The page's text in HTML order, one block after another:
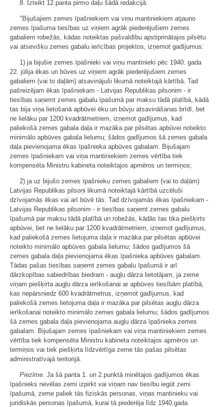
8. Izteikt 12.panta pirmo daļu šādā redakcijā:
"Bijušajiem zemes īpašniekiem vai viņu mantiniekiem atjauno
zemes īpašuma tiesības uz viņiem agrāk piederējušiem zemes
gabaliem robežās, kādas noteiktas pašvaldību apstiprinātajos pilsētu
vai atsevišķu zemes gabalu ierīcības projektos, izņemot gadījumus:
1) ja bijušie zemes īpašnieki vai viņu mantinieki pēc 1940. gada
22. jūlija ēkas un būves uz viņiem agrāk piederējušiem zemes
gabaliem (vai to daļām) atsavinājuši likumā noteiktajā kārtībā. Tad
pašreizējam ēkas īpašniekam - Latvijas Republikas pilsonim - ir
tiesības saņemt zemes gabalu īpašumā par maksu tādā platībā, kādā
tas bija viņa lietošanā apbūvei ēku un būvju atsavināšanas brīdī, bet
ne lielāku par 1200 kvadrātmetriem, izņemot gadījumus, kad
paliekošā zemes gabala daļa ir mazāka par pilsētas apbūvei noteikto
minimālo apbūves gabala lielumu; šādos gadījumos šā zemes gabala
daļa pievienojama ēkas īpašnieka apbūves gabalam. Bijušajam
zemes īpašniekam vai viņa mantiniekiem zemes vērtība tiek
kompensēta Ministru kabineta noteiktajos apmēros un termiņos;
2) ja uz bijušo zemes īpašnieku zemes gabaliem (vai to daļām)
Latvijas Republikas pilsoņi likumā noteiktajā kārtībā uzcēluši
dzīvojamās ēkas vai arī būvē tās. Tad dzīvojamās ēkas īpašniekam -
Latvijas Republikas pilsonim - ir tiesības saņemt zemes gabalu
īpašumā par maksu tādā platībā un robežās, kādās tas tika piešķirts
apbūvei, bet ne lielāku par 1200 kvadrātmetriem, izņemot gadījumus,
kad paliekošā zemes lietojuma daļa ir mazāka par pilsētas apbūvei
noteikto minimālo apbūves gabala lielumu; šādos gadījumos šā
zemes gabala daļa pievienojama ēkas īpašnieka apbūves gabalam.
Tādas pašas tiesības saņemt zemes gabalu īpašumā ir arī
dārzkopības sabiedrības biedram - augļu dārza lietotājam, ja zeme
viņam piešķirta augļu dārza ierīkošanai ar apbūves tiesībām platībā,
kas nepārsniedz 600 kvadrātmetrus, izņemot gadījumus, kad
paliekošā zemes lietojuma daļa ir mazāka par pilsētas augļu dārza
ierīkošanai noteikto minimālo zemes gabala lielumu; šādos gadījumos
šā zemes gabala daļa pievienojama augļu dārza īpašnieka zemes
gabalam. Bijušajam zemes īpašniekam vai viņa mantiniekiem zemes
vērtība tiek kompensēta Ministru kabineta noteiktajos apmēros un
termiņos vai tiek piešķirta līdzvērtīga zeme tās pašas pilsētas
administratīvajā teritorijā.
Piezīme. Ja šā panta 1. un 2.punktā minētajos gadījumos ēkas
īpašnieks nevēlas zemi izpirkt vai viņam nav tiesību iegūt zemi
īpašumā, zeme paliek tās fiziskās personas, viņas mantinieku vai
juridiskās personas īpašumā, kurai tā piederēja līdz 1940.gada